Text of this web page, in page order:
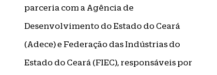
parceria com a Agência de
Desenvolvimento do Estado do Ceará
(Adece) e Federação das Indústrias do
Estado do Ceará (FIEC), responsáveis por